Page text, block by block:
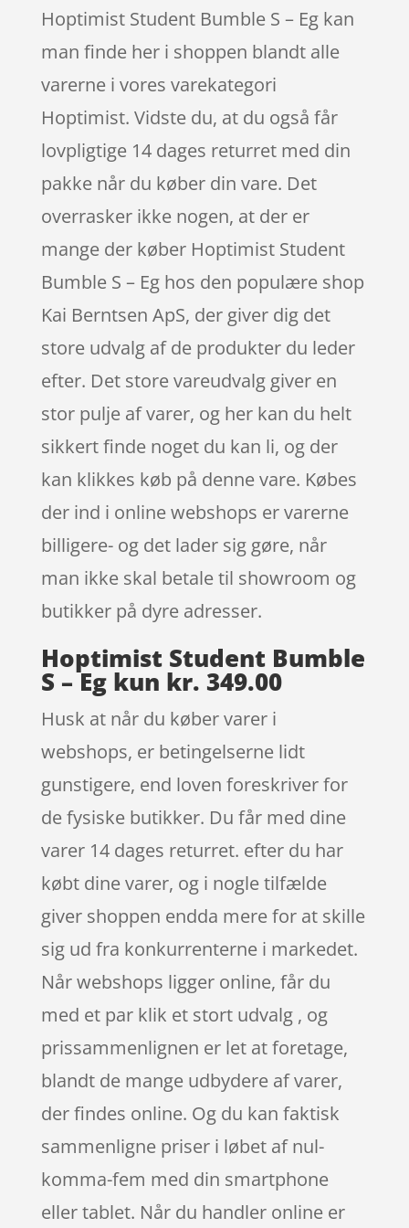
Hoptimist Student Bumble S – Eg kan
man finde her i shoppen blandt alle
varerne i vores varekategori
Hoptimist. Vidste du, at du også får
lovpligtige 14 dages returret med din
pakke når du køber din vare. Det
overrasker ikke nogen, at der er
mange der køber Hoptimist Student
Bumble S – Eg hos den populære shop
Kai Berntsen ApS, der giver dig det
store udvalg af de produkter du leder
efter. Det store vareudvalg giver en
stor pulje af varer, og her kan du helt
sikkert finde noget du kan li, og der
kan klikkes køb på denne vare. Købes
der ind i online webshops er varerne
billigere- og det lader sig gøre, når
man ikke skal betale til showroom og
butikker på dyre adresser.
Hoptimist Student Bumble
S – Eg kun kr. 349.00
Husk at når du køber varer i
webshops, er betingelserne lidt
gunstigere, end loven foreskriver for
de fysiske butikker. Du får med dine
varer 14 dages returret. efter du har
købt dine varer, og i nogle tilfælde
giver shoppen endda mere for at skille
sig ud fra konkurrenterne i markedet.
Når webshops ligger online, får du
med et par klik et stort udvalg , og
prissammenlignen er let at foretage,
blandt de mange udbydere af varer,
der findes online. Og du kan faktisk
sammenligne priser i løbet af nul-
komma-fem med din smartphone
eller tablet. Når du handler online er